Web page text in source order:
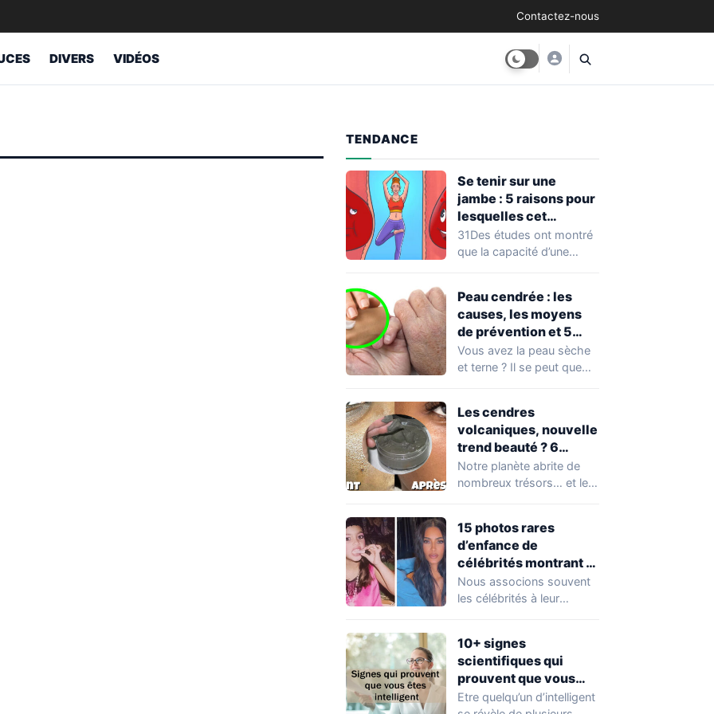
Contactez-nous
DIVERS VIDÉOS
TENDANCE
Se tenir sur une
jambe : 5 raisons pour
lesquelles cet
exercice équivaut à
une véritable séance
31Des études ont montré
que la capacité d’une
Peau cendrée : les
causes, les moyens
de prévention et 5
façons de la traiter
Vous avez la peau sèche
et terne ? Il se peut que
Les cendres
volcaniques, nouvelle
trend beauté ? 6
avantages pour la
peau à connaître
Notre planète abrite de
nombreux trésors… et les
15 photos rares
d’enfance de
célébrités montrant à
quel point elles ont
changé au fil du temps
Nous associons souvent
les célébrités à leur
10+ signes
scientifiques qui
prouvent que vous
êtes plus intelligent
Etre quelqu’un d’intelligent